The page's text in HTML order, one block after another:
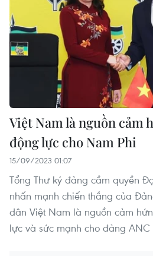
Việt Nam là nguồn cảm
động lực cho Nam Phi
15/09/2023 01:07
Tổng Thư ký đảng cầm quyền
nhấn mạnh chiến thắng của
dân Việt Nam là nguồn cảm
lực và sức mạnh cho đảng